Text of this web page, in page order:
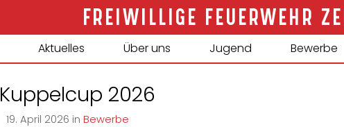
Aktuelles Über uns Jugend Bewerbe
Kuppelcup 2026
19. April 2026 in Bewerbe